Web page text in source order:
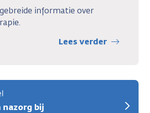
informatie over
Lees verder
nazorg bij